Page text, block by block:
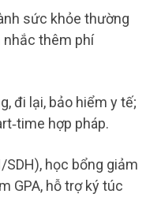
sức khỏe thường
nhắc thêm phí
đi lại, bảo hiểm y tế;
hợp pháp.
học bổng giảm
GPA, hỗ trợ ký túc